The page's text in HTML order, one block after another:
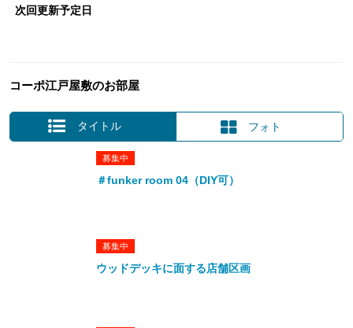
次回更新予定日
コーポ江戸屋敷のお部屋
タイトル フォト
募集中
＃funker room 04（DIY可）
募集中
ウッドデッキに面する店舗区画